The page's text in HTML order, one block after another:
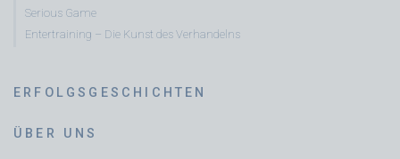
Serious Game
Entertraining – Die Kunst des Verhandelns
ERFOLGSGESCHICHTEN
ÜBER UNS